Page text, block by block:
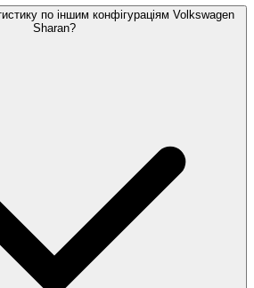
по іншим конфігураціям Volkswagen
Sharan?